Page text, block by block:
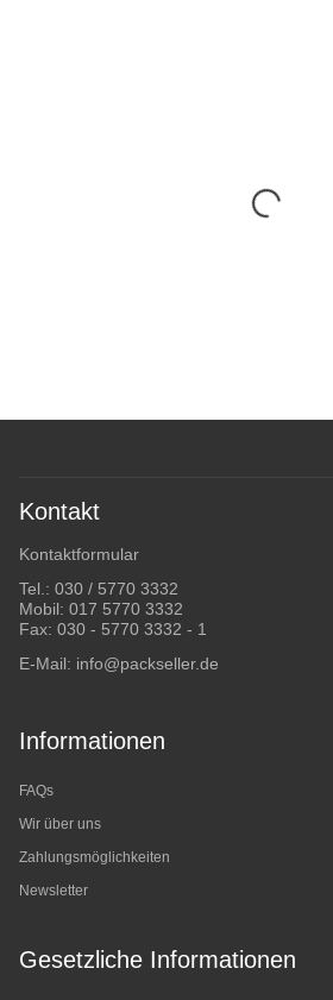
Kontakt
Kontaktformular
Tel.: 030 / 5770 3332
Mobil: 017 5770 3332
Fax: 030 - 5770 3332 - 1
E-Mail: info@packseller.de
Informationen
FAQs
Wir über uns
Zahlungsmöglichkeiten
Newsletter
Gesetzliche Informationen